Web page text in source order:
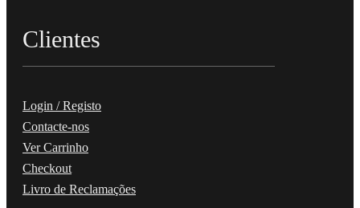
Clientes
Login / Registo
Contacte-nos
Ver Carrinho
Checkout
Livro de Reclamações